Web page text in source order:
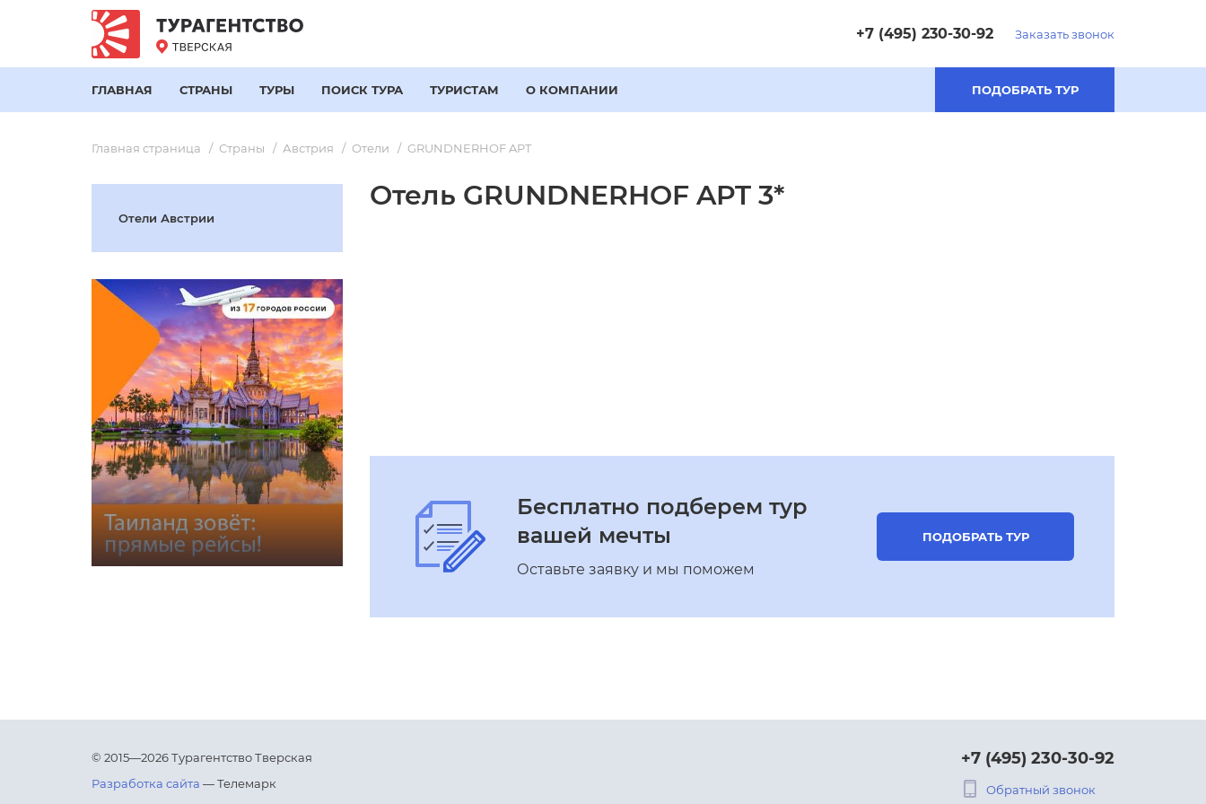
+7 (495) 230-30-92 Заказать звонок
ГЛАВНАЯ СТРАНЫ ТУРЫ ПОИСК ТУРА ТУРИСТАМ О КОМПАНИИ ПОДОБРАТЬ ТУР
Главная страница Страны Австрия Отели GRUNDNERHOF APT
Отели Австрии
Отель GRUNDNERHOF APT 3*
Бесплатно подберем тур
вашей мечты
Оставьте заявку и мы поможем
ПОДОБРАТЬ ТУР
© 2015—2026 Турагентство Тверская
Разработка сайта — Телемарк
+7 (495) 230-30-92
Обратный звонок